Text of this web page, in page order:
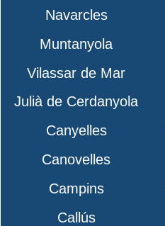
Navarcles
Muntanyola
Vilassar de Mar
Julià de Cerdanyola
Canyelles
Canovelles
Campins
Callús